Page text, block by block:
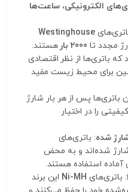
الکترونیکی، ساعت‌ها
Westinghouse
مجدد تا 2000 بار
هستند.
باتری‌ها از نظر اقتصادی
برای محیط زیست مفید
باتری‌ها پس از هر بار شارژ
را در اختیار
شده: باتری‌های
شده‌اند و به محض
استفاده هستند.
: باتری‌های Ni-MH این برند